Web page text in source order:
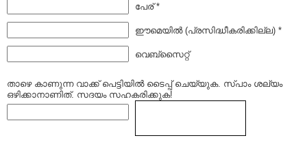
പേര് *
ഈമെയില്‍ (പ്രസിദ്ധീകരിക്കില്ല) *
വെബ്സൈറ്റ്
താഴെ കാണുന്ന വാക്ക് പെട്ടിയില്‍ ടൈപ്പ്‌ ചെയ്യുക. സ്പാം ശല്യം
ഒഴിക്കാനാണിത്. സദയം സഹകരിക്കുക!